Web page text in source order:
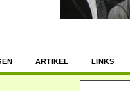
ARTIKEL LINKS